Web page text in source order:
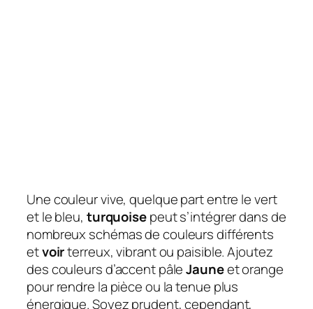
Une couleur vive, quelque part entre le vert
et le bleu, turquoisepeut s’intégrer dans de
nombreux schémas de couleurs différents
etvoirterreux, vibrant ou paisible. Ajoutez
des couleurs d’accent pâleJauneet orange
pour rendre la pièce ou la tenue plus
énergique. Soyez prudent, cependant,